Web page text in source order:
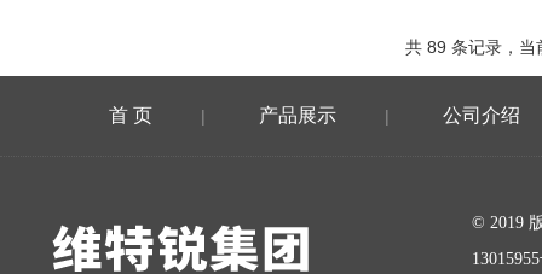
共 89 条记录，
首 页 | 产品展示 | 公司介绍
© 2019